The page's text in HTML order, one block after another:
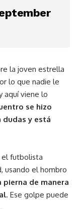
la joven estrella
lo que nadie le
aquí viene lo
se hizo
dudas y está
el futbolista
usando el hombro
pierna de manera
. Ese golpe puede